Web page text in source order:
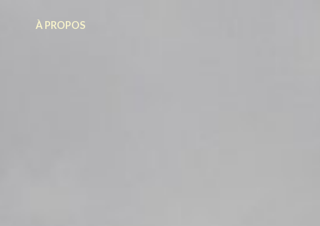
À PROPOS